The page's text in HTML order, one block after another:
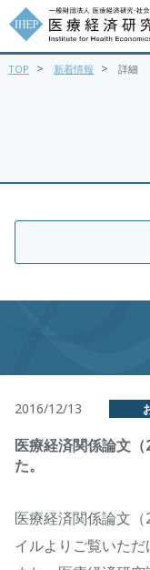
TOP > 新着情報 > 詳細
2016/12/13
医療経済関係論文
た。
医療経済関係論文
イルよりご覧いただ